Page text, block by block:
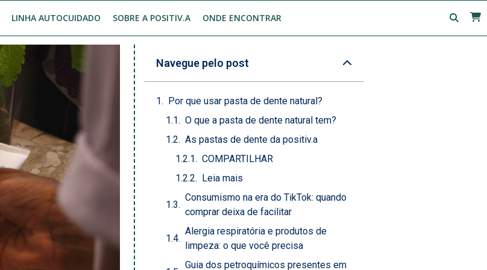
LINHA AUTOCUIDADO SOBRE A POSITIV.A ONDE ENCONTRAR
Navegue pelo post
Por que usar pasta de dente natural?
O que a pasta de dente natural tem?
As pastas de dente da positiv.a
COMPARTILHAR
Leia mais
Consumismo na era do TikTok: quando
comprar deixa de facilitar
Alergia respiratória e produtos de
limpeza: o que você precisa
Guia dos petroquímicos presentes em